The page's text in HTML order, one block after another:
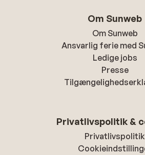
Om Sunweb
Om Sunweb
Ansvarlig ferie med
Ledige jobs
Presse
Privatlivspolitik &
Privatlivspolitik